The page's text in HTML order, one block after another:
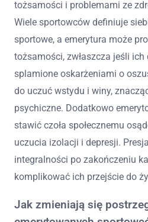
tożsamości i problemami ze
Wiele sportowców definiuje
sportowe, a emerytura może
tożsamości, zwłaszcza jeśli
splamione oskarżeniami o
do uczuć wstydu i winy,
psychiczne. Dodatkowo
stawić czoła społecznemu
uczucia izolacji i depresji.
integralności po zakończeniu
komplikować ich przejście do
Jak zmieniają się